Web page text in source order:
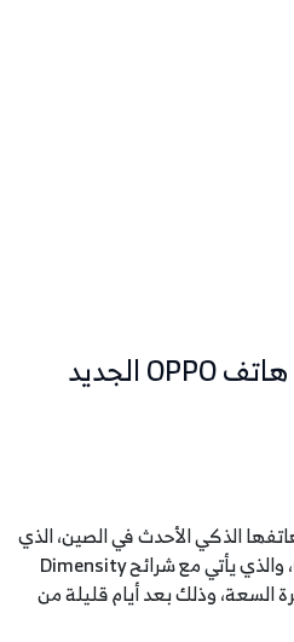
تعرف على مواصفات هاتف OPPO الجديد
الذكي الأحدث في الصين، الذي
يطلق عليه اسم Oppo A55 5G، والذي يأتي مع شرائح Dimensity
السعة، وذلك بعد أيام قليلة من